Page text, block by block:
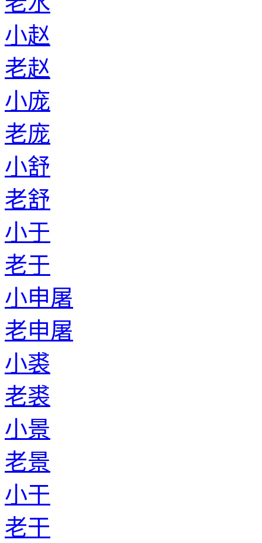
小赵
老赵
小庞
老庞
小舒
老舒
小于
老于
小申屠
老申屠
小裘
老裘
小景
老景
小干
老干